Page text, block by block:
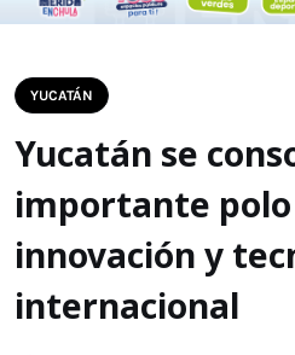
YUCATÁN
Yucatán se
importante polo
innovación y
internacional